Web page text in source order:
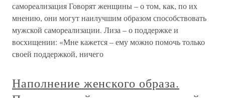
самореализация Говорят женщины – о том, как, по их
мнению, они могут наилучшим образом способствовать
мужской самореализации. Лиза – о поддержке и
восхищении: «Мне кажется – ему можно помочь только
своей поддержкой, ничего
Наполнение женского образа.